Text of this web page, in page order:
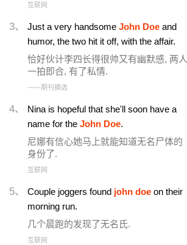
互联网
3、 Just a very handsome John Doe and
humor, the two hit it off, with the affair.
恰好伙计李四长得很帅又有幽默感, 两人
一拍即合, 有了私情.
——期刊摘选
4、
Nina is hopeful that she'll soon have a
name for the John Doe.
尼娜有信心她马上就能知道无名尸体的
身份了.
互联网
5、 Couple joggers found john doe on their
morning run.
几个晨跑的发现了无名氏.
互联网